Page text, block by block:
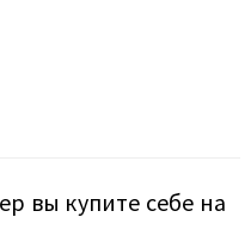
вы купите себе на